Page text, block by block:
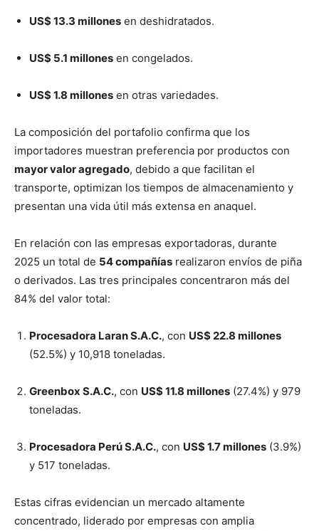
US$ 13.3 millones en deshidratados.
US$ 5.1 millones en congelados.
US$ 1.8 millones en otras variedades.
La composición del portafolio confirma que los
importadores muestran preferencia por productos con
mayor valor agregado, debido a que facilitan el
transporte, optimizan los tiempos de almacenamiento y
presentan una vida útil más extensa en anaquel.
En relación con las empresas exportadoras, durante
2025 un total de 54 compañías realizaron envíos de piña
o derivados. Las tres principales concentraron más del
84% del valor total:
Procesadora Laran S.A.C., con US$ 22.8 millones
(52.5%) y 10,918 toneladas.
Greenbox S.A.C., con US$ 11.8 millones (27.4%) y 979
toneladas.
Procesadora Perú S.A.C., con US$ 1.7 millones (3.9%)
y 517 toneladas.
Estas cifras evidencian un mercado altamente
concentrado, liderado por empresas con amplia